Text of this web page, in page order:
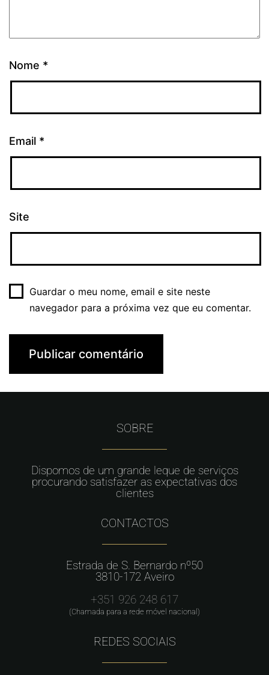
Nome *
Email *
Site
Guardar o meu nome, email e site neste
navegador para a próxima vez que eu comentar.
SOBRE
Dispomos de um grande leque de serviços
procurando satisfazer as expectativas dos
clientes
CONTACTOS
Estrada de S. Bernardo nº50
3810-172 Aveiro
+351 926 248 617
(Chamada para a rede móvel nacional)
REDES SOCIAIS